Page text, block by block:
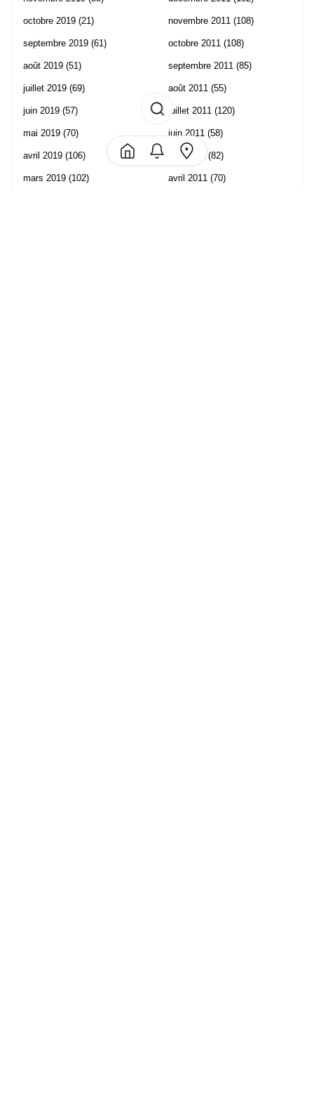
octobre 2019 (21)
septembre 2019 (61)
août 2019 (51)
juillet 2019 (69)
juin 2019 (57)
mai 2019 (70)
avril 2019 (106)
mars 2019 (102)
novembre 2011 (108)
octobre 2011 (108)
septembre 2011 (85)
août 2011 (55)
juillet 2011 (120)
juin 2011 (58)
mai 2011 (82)
avril 2011 (70)